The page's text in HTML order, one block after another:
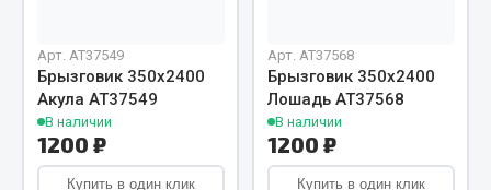
Силовое оборудование
Слесарный инструмент
Столярный инструмент
Показать ещё
Арт. AT37549
Брызговик 350х2400
Акула АТ37549
В наличии
1200 ₽
Купить в один клик
Арт. AT37568
Брызговик 350х2400
Лошадь АТ37568
В наличии
1200 ₽
Купить в один клик